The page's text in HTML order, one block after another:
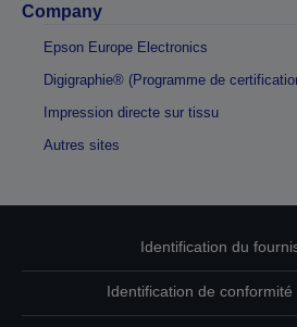
Company
Epson Europe Electronics
Digigraphie® (Programme de
Impression directe sur tissu
Autres sites
Identification du
Identification de